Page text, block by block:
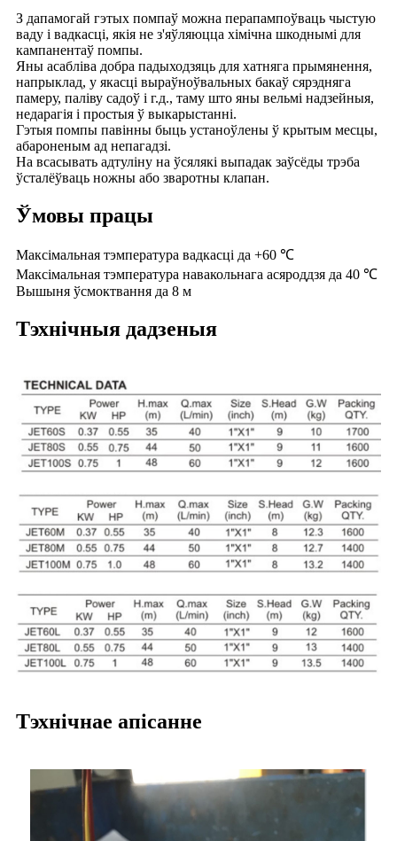
З дапамогай гэтых помпаў можна перапампоўваць чыстую
ваду і вадкасці, якія не з'яўляюцца хімічна шкоднымі для
кампанентаў помпы.
Яны асабліва добра падыходзяць для хатняга прымянення,
напрыклад, у якасці выраўноўвальных бакаў сярэдняга
памеру, паліву садоў і г.д., таму што яны вельмі надзейныя,
недарагія і простыя ў выкарыстанні.
Гэтыя помпы павінны быць устаноўлены ў крытым месцы,
абароненым ад непагадзі.
На всасывать адтуліну на ўсялякі выпадак заўсёды трэба
ўсталёўваць ножны або зваротны клапан.
Ўмовы працы
Максімальная тэмпература вадкасці да +60 ℃
Максімальная тэмпература навакольнага асяроддзя да 40 ℃
Вышыня ўсмоктвання да 8 м
Тэхнічныя дадзеныя
Тэхнічнае апісанне